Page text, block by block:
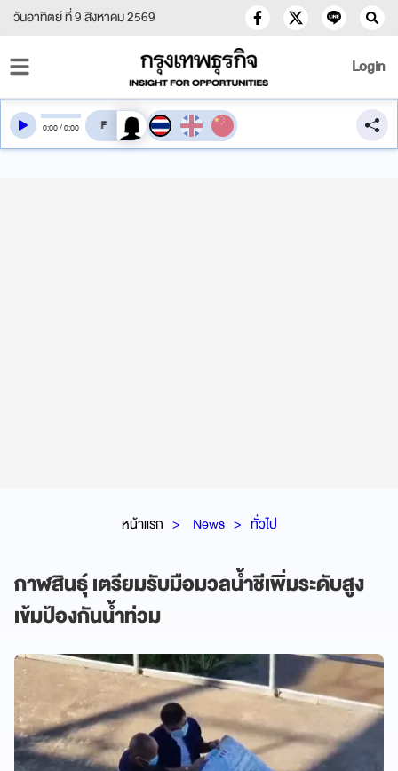
วันอาทิตย์ ที่ 9 สิงหาคม 2569
Login
หน้าแรก News ทั่วไป
กาฬสินธุ์ เตรียมรับมือมวลน้ำชีเพิ่มระดับสูง
เข้มป้องกันน้ำท่วม
0:00/0:00 สลับเสียงอ่าน